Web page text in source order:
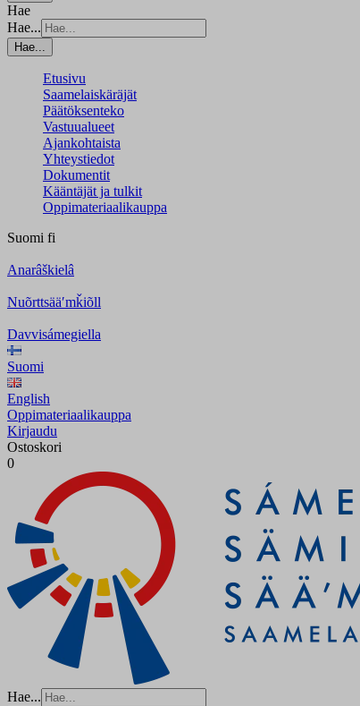
Hae
Hae...
Hae...
Etusivu
Saamelaiskäräjät
Päätöksenteko
Vastuualueet
Ajankohtaista
Yhteystiedot
Dokumentit
Kääntäjät ja tulkit
Oppimateriaalikauppa
Suomi fi
Anarâškielâ
Nuõrttsääʹmǩiõll
Davvisámegiella
Suomi
English
Oppimateriaalikauppa
Kirjaudu
Ostoskori
0
Hae...